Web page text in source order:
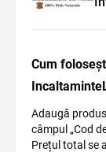
Cum
Adaugă
câmpul „Cod
Prețul total se